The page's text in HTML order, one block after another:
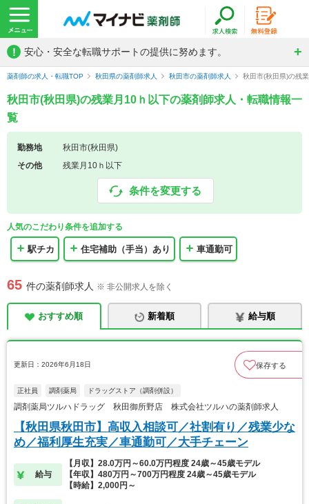
! 安心・安全な転職サポートの提供に努めます。
薬剤師の求人・転職TOP 秋田県の薬剤師求人 秋田市の薬剤師求人 秋田市(秋田県)の残
秋田市(秋田県)の残業月10ｈ以下の薬剤師求人・転職情報一
覧
勤務地
秋田市(秋田県)
その他
残業月10ｈ以下
条件を変更する
人気のこだわり条件を追加する
駅チカ 住宅補助（手当）あり 車通勤可
65 件の薬剤師求人 ※ 非公開求人を除く
おすすめ順 新着順 給与順
更新日：2026年6月18日 保存する
正社員 調剤薬局 ドラッグストア（調剤併設）
調剤薬局ツルハドラッグ 秋田御所野店 株式会社ツルハの薬剤師求人
【秋田県秋田市】高収入相談可／社割有り／残業少な
め／福利厚生充実／車通勤可／大手チェーン
給与
【月収】28.0万円～60.0万円程度 24歳～45歳モデル
【年収】480万円～700万円程度 24歳～45歳モデル
【時給】2,000円～